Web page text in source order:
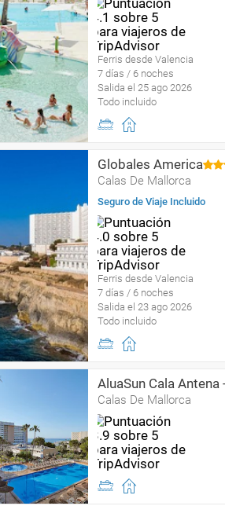
Ferris desde Valencia
7 días / 6 noches
Salida el 25 ago 2026
Todo incluido
Globales America
Calas De Mallorca
Seguro de Viaje Incluido
Ferris desde Valencia
7 días / 6 noches
Salida el 23 ago 2026
Todo incluido
AluaSun Cala Antena
Calas De Mallorca